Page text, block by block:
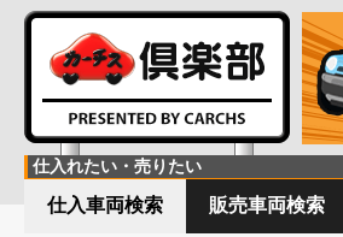
仕入れたい・売りたい
仕入車両検索 販売車両検索